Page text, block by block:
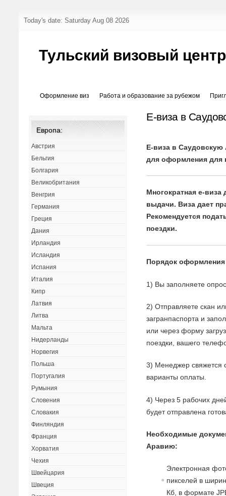
Today's date: Saturday Aug 08 2026
Тульский визовый центр
Оформление виз Работа и образование за рубежом
Е-виза в
Е-виза в
для оформления для
Многократная е-виза
выдачи. Виза дает
Рекомендуется
поездки.
Порядок
1) Вы заполняете
2) Отправляете скан
загранпаспорта и
или через форму
поездки, вашего
3) Менеджер свяжется
варианты оплаты.
4) Через 5 рабочих
будет отправлена
Необходимые
Аравию:
Электронная
пикселей в
Кб, в формате
Европа:
Австрия
Бельгия
Болгария
Великобритания
Венгрия
Германия
Греция
Дания
Ирландия
Исландия
Испания
Италия
Кипр
Латвия
Литва
Мальта
Нидерланды
Норвегия
Польша
Португалия
Румыния
Словения
Словакия
Финляндия
Франция
Хорватия
Чехия
Швейцария
Швеция